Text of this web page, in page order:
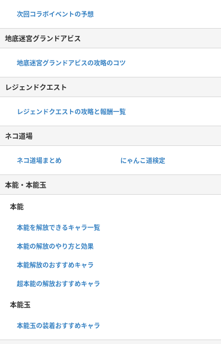
次回コラボイベントの予想
地底迷宮グランドアビス
地底迷宮グランドアビスの攻略のコツ
レジェンドクエスト
レジェンドクエストの攻略と報酬一覧
ネコ道場
ネコ道場まとめ にゃんこ道検定
本能・本能玉
本能
本能を解放できるキャラ一覧
本能の解放のやり方と効果
本能解放のおすすめキャラ
超本能の解放おすすめキャラ
本能玉
本能玉の装着おすすめキャラ